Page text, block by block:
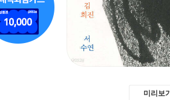
미리보기